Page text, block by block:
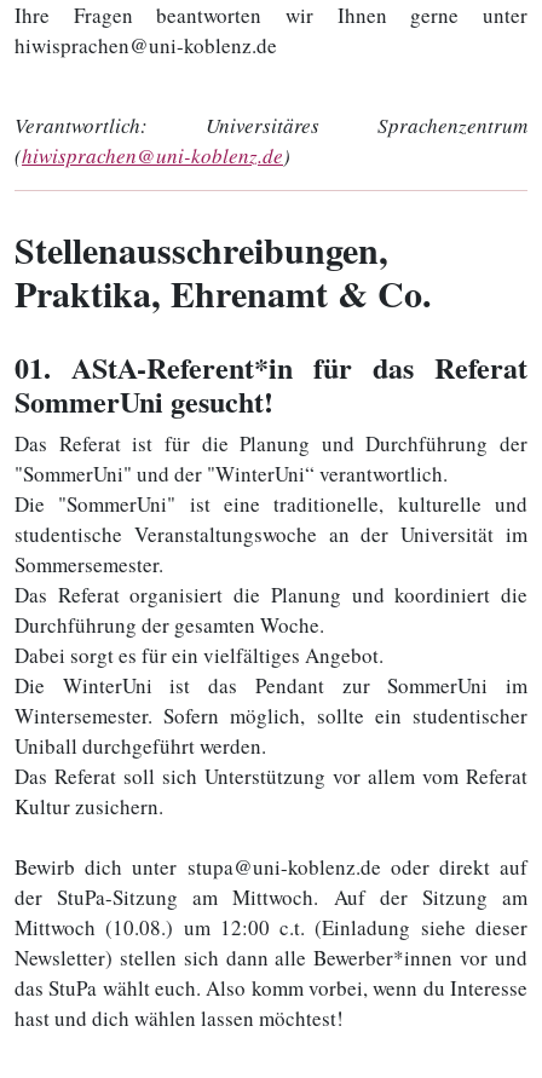
Ihre Fragen beantworten wir Ihnen gerne unter
hiwisprachen@uni-koblenz.de
Verantwortlich: Universitäres Sprachenzentrum
(hiwisprachen@uni-koblenz.de)
Stellenausschreibungen,
Praktika, Ehrenamt & Co.
01. AStA-Referent*in für das Referat
SommerUni gesucht!
Das Referat ist für die Planung und Durchführung der
"SommerUni" und der "WinterUni“ verantwortlich.
Die "SommerUni" ist eine traditionelle, kulturelle und
studentische Veranstaltungswoche an der Universität im
Sommersemester.
Das Referat organisiert die Planung und koordiniert die
Durchführung der gesamten Woche.
Dabei sorgt es für ein vielfältiges Angebot.
Die WinterUni ist das Pendant zur SommerUni im
Wintersemester. Sofern möglich, sollte ein studentischer
Uniball durchgeführt werden.
Das Referat soll sich Unterstützung vor allem vom Referat
Kultur zusichern.
Bewirb dich unter stupa@uni-koblenz.de oder direkt auf
der StuPa-Sitzung am Mittwoch. Auf der Sitzung am
Mittwoch (10.08.) um 12:00 c.t. (Einladung siehe dieser
Newsletter) stellen sich dann alle Bewerber*innen vor und
das StuPa wählt euch. Also komm vorbei, wenn du Interesse
hast und dich wählen lassen möchtest!